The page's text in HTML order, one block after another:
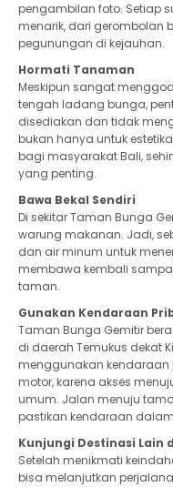
pengambilan foto. Setiap
menarik, dari
pegunungan di kejauhan.
Hormati Tanaman
Meskipun sangat
tengah ladang bunga,
disediakan dan tidak
bukan hanya untuk
bagi masyarakat Bali,
yang penting.
Bawa Bekal Sendiri
Di sekitar Taman Bunga
warung makanan. Jadi,
dan air minum untuk
membawa kembali
taman.
Gunakan Kendaraan
Taman Bunga Gemitir
di daerah Temukus dekat
menggunakan
motor, karena akses
umum. Jalan menuju
pastikan kendaraan
Kunjungi Destinasi Lain
Setelah menikmati
bisa melanjutkan